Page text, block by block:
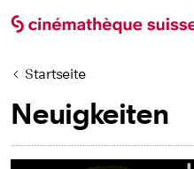
Startseite
Neuigkeiten